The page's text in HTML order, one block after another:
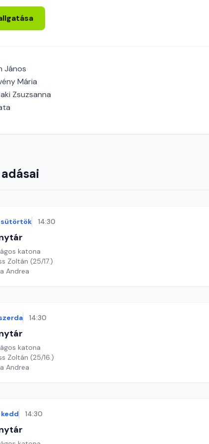
János
Mária
Zsuzsanna
14:30
katona
Zoltán (25/17.)
Andrea
14:30
katona
Zoltán (25/16.)
Andrea
kedd 14:30